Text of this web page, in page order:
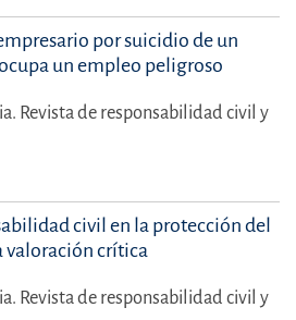
por suicidio de un
un empleo peligroso
Revista de responsabilidad civil y
civil en la protección del
valoración crítica
Revista de responsabilidad civil y